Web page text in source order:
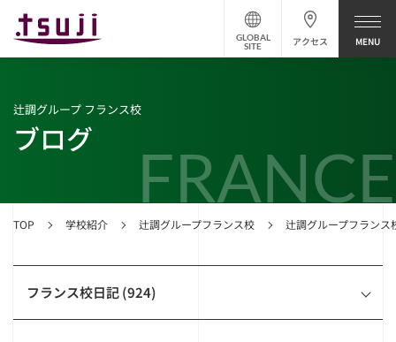
アクセス
GLOBAL
SITE
FRANCE
TOP 学校紹介 辻調グループフランス校 辻調グループフランス
辻調グループ フランス校
ブログ
フランス校日記 (924)